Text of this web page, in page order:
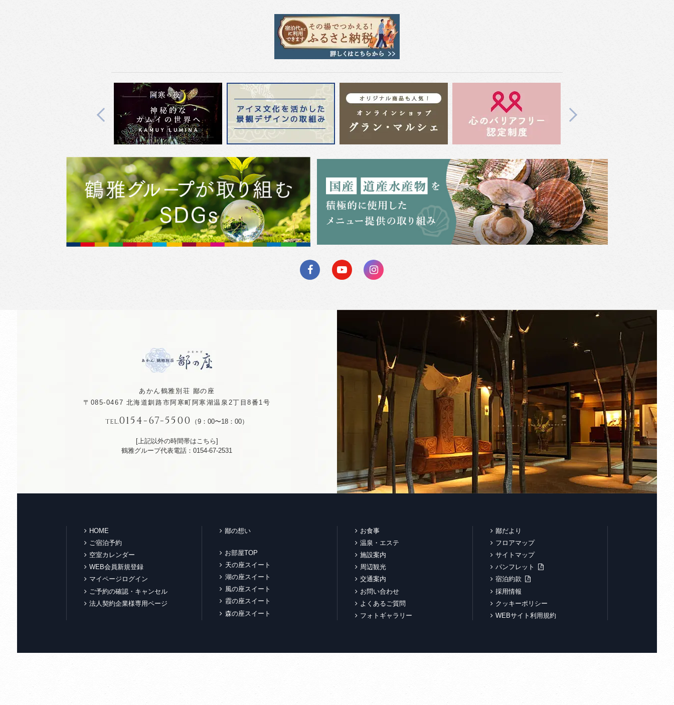
あかん鶴雅別荘 鄙の座
〒085-0467 北海道釧路市阿寒町阿寒湖温泉2丁目8番1号
TEL.0154-67-5500 （9：00〜18：00）
[上記以外の時間帯はこちら]
鶴雅グループ代表電話：0154-67-2531
HOME
ご宿泊予約
空室カレンダー
WEB会員新規登録
マイページログイン
ご予約の確認・キャンセル
法人契約企業様専用ページ
鄙の想い
お部屋TOP
天の座スイート
湖の座スイート
風の座スイート
霞の座スイート
森の座スイート
お食事
温泉・エステ
施設案内
周辺観光
交通案内
お問い合わせ
よくあるご質問
フォトギャラリー
鄙だより
フロアマップ
サイトマップ
パンフレット
宿泊約款
採用情報
クッキーポリシー
WEBサイト利用規約